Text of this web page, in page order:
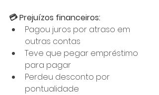
💳 Prejuízos financeiros:
Pagou juros por atraso em
outras contas
Teve que pegar empréstimo
para pagar
Perdeu desconto por
pontualidade